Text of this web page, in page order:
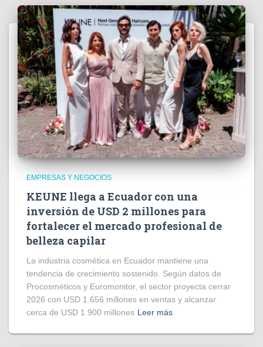
EMPRESAS Y NEGOCIOS
KEUNE llega a Ecuador con una
inversión de USD 2 millones para
fortalecer el mercado profesional de
belleza capilar
La industria cosmética en Ecuador mantiene una
tendencia de crecimiento sostenido. Según datos de
Procosméticos y Euromonitor, el sector proyecta cerrar
2026 con USD 1.656 millones en ventas y alcanzar
cerca de USD 1.900 millones Leer más